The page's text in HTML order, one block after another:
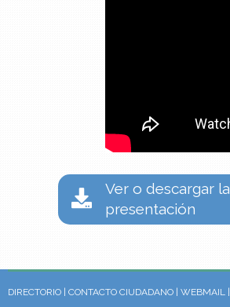
Ver o descargar la
presentación
DIRECTORIO CONTACTO CIUDADANO WEBMAIL